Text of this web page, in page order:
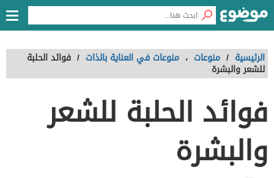
الرئيسية / منوعات ، منوعات في العناية بالذات / فوائد الحلبة
للشعر والبشرة
فوائد الحلبة للشعر
والبشرة